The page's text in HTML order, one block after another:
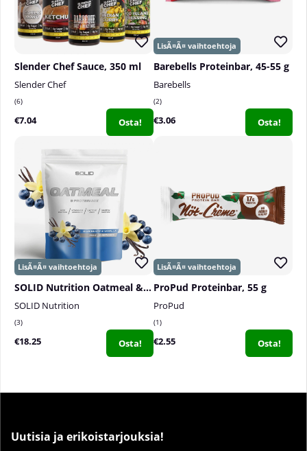
Slender Chef Sauce, 350 ml
Slender Chef
6
€7.04 Osta!
Barebells Proteinbar, 45-55 g
Barebells
2
€3.06 Osta!
SOLID Nutrition Oatmeal & Protein Mix, 750 g
SOLID Nutrition
3
€18.25 Osta!
ProPud Proteinbar, 55 g
ProPud
1
€2.55 Osta!
Uutisia ja erikoistarjouksia!